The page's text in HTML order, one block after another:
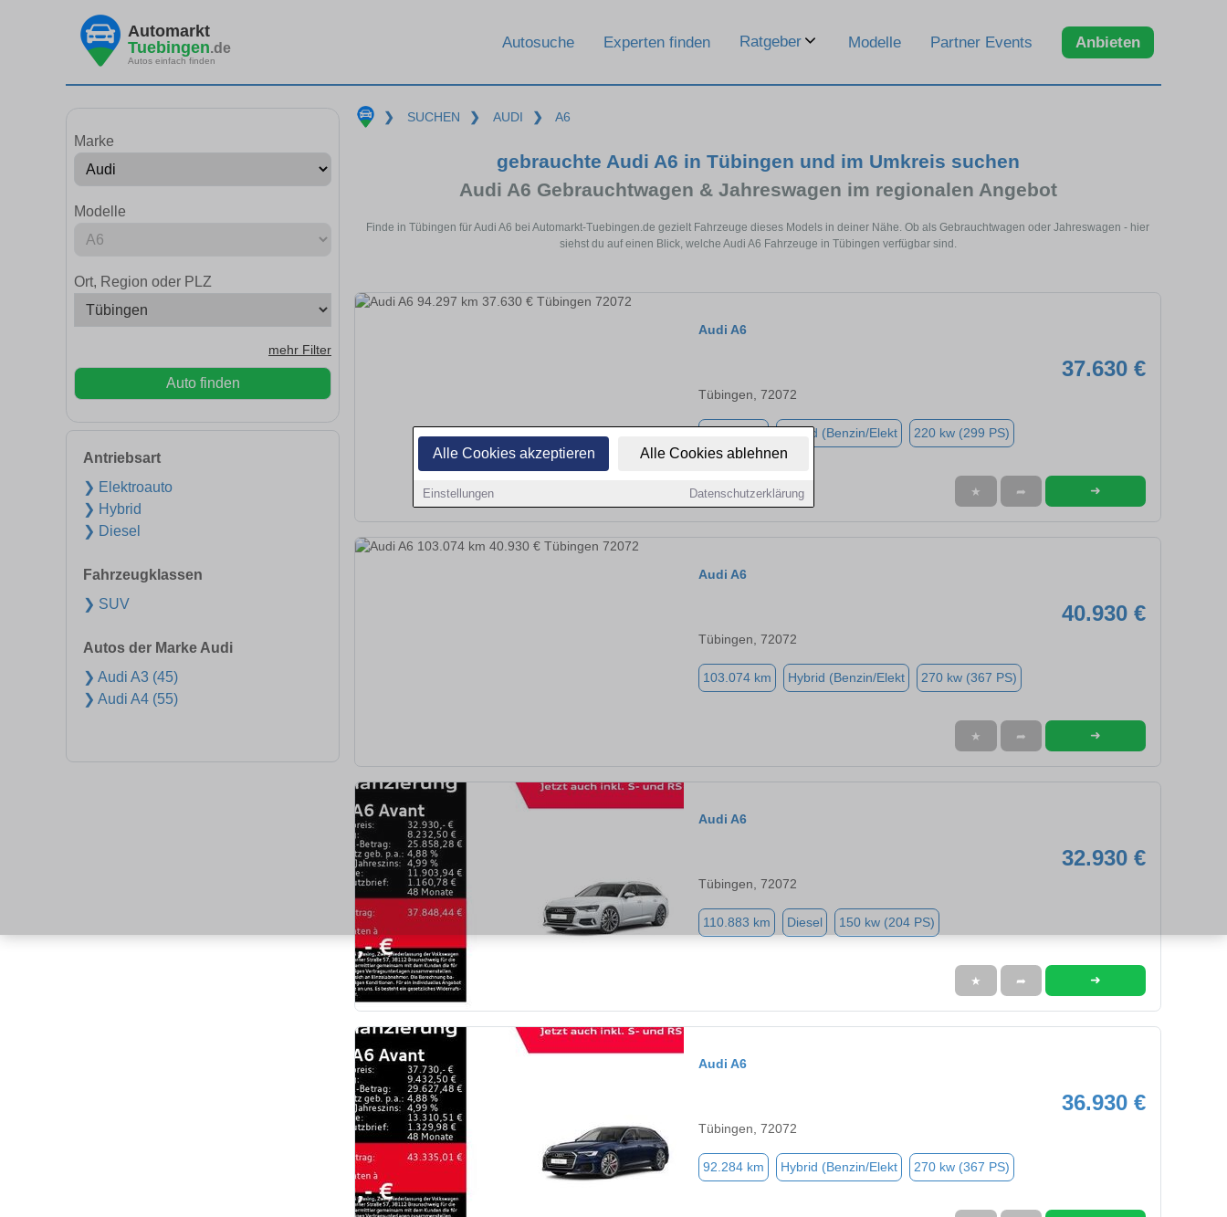
Alle Cookies akzeptieren Alle Cookies ablehnen
Einstellungen Datenschutzerklärung
Automarkt
Tuebingen.de
Autos einfach finden
Autosuche Experten finden Ratgeber Modelle Partner Events Anbieten
Marke
Modelle
Ort, Region oder PLZ
mehr Filter
Auto finden
Antriebsart
❯ Elektroauto
❯ Hybrid
❯ Diesel
Fahrzeugklassen
❯ SUV
Autos der Marke Audi
❯ Audi A3 (45)
❯ Audi A4 (55)
❯ SUCHEN ❯ AUDI ❯ A6
gebrauchte Audi A6 in Tübingen und im Umkreis suchen
Audi A6 Gebrauchtwagen & Jahreswagen im regionalen Angebot
Finde in Tübingen für Audi A6 bei Automarkt-Tuebingen.de gezielt Fahrzeuge dieses Models in deiner Nähe. Ob als Gebrauchtwagen oder Jahreswagen - hier
siehst du auf einen Blick, welche Audi A6 Fahrzeuge in Tübingen verfügbar sind.
Audi A6
37.630 €
Tübingen, 72072
Hybrid (Benzin/Elekt 220 kw (299 PS)
★ ➦ ➜
Audi A6
40.930 €
Tübingen, 72072
103.074 km Hybrid (Benzin/Elekt 270 kw (367 PS)
★ ➦ ➜
Audi A6
32.930 €
Tübingen, 72072
110.883 km Diesel 150 kw (204 PS)
★ ➦ ➜
Audi A6
36.930 €
Tübingen, 72072
92.284 km Hybrid (Benzin/Elekt 270 kw (367 PS)